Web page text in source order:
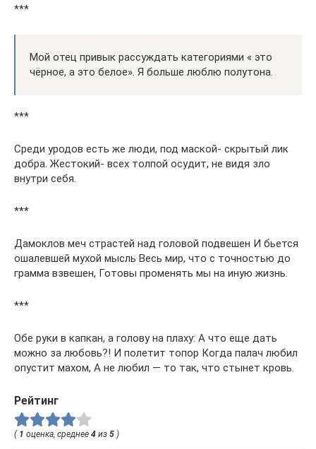
***
Мой отец привык рассуждать категориями « это
чёрное, а это белое». Я больше люблю полутона.
***
Среди уродов есть же люди, под маской- скрытый лик
добра. Жестокий- всех толпой осудит, не видя зло
внутри себя.
***
Дамоклов меч страстей над головой подвешен И бьется
ошалевшей мухой мысль Весь мир, что с точностью до
грамма взвешен, Готовы променять мы на иную жизнь.
***
Обе руки в капкан, а голову на плаху: А что еще дать
можно за любовь?! И полетит топор Когда палач любил
опустит махом, А не любил — то так, что стынет кровь.
Рейтинг
( 1 оценка, среднее 4 из 5 )